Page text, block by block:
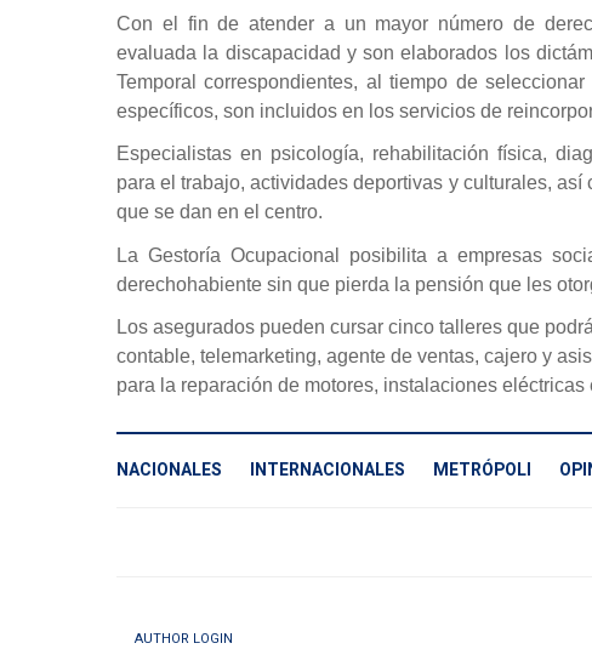
Con el fin de atender a un mayor número de
evaluada la discapacidad y son elaborados los
Temporal correspondientes, al tiempo de
específicos, son incluidos en los servicios de
Especialistas en psicología, rehabilitación física,
para el trabajo, actividades deportivas y culturales,
que se dan en el centro.
La Gestoría Ocupacional posibilita a empresas
derechohabiente sin que pierda la pensión que les
Los asegurados pueden cursar cinco talleres que
contable, telemarketing, agente de ventas, cajero y
para la reparación de motores, instalaciones
NACIONALES INTERNACIONALES METRÓPOLI
AUTHOR LOGIN